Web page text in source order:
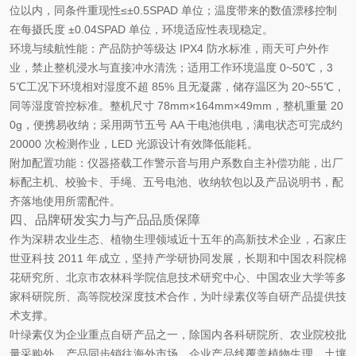
位以内，同条件重现性≤±0.5SPAD 单位；温度带来的数值漂移控制
在每摄氏度 ±0.04SPAD 单位，环境适应性表现稳定。
环境与续航性能 ：产品防护等级达 IPX4 防水标准，雨天可户外作
业，禁止整机浸水与直接冲水清洗；适用工作环境温度 0~50℃，3
5℃工况下环境相对湿度不超 85% 且无凝露，储存温区为 20~55℃，
同等湿度管控标准。整机尺寸 78mm×164mm×49mm，整机重量 20
0g，便携易收纳；采用两节五号 AA 干电池供电，满电状态可完成约
20000 次检测作业，LED 光源设计有效降低能耗。
附加配置功能 ：仪器搭载工作警示音与用户系数自主补偿功能，出厂
标配主机、校验卡、手绳、五号电池、收纳软包以及产品说明书，配
齐落地使用所需配件。
四、品牌研发实力与产品品质保障
作为深耕农业生态、植物生理领域近十五年的高新技术企业，石家庄
世亚科技 2011 年成立，坚持产学研协同发展，长期和中国农科院棉
花研究所、北京市农林科学院信息技术研究中心、中国农业大学等多
家科研院所、高等院校深度技术合作，为叶绿素仪等自研产品提供技
术支撑。
叶绿素仪为企业重点自研产品之一，除国内各科研院所、农业院校批